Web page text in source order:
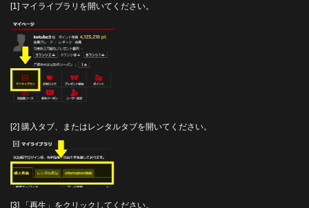
[1] マイライブラリを開いてください。
[2] 購入タブ、またはレンタルタブを開いてください。
[3] 「再生」をクリックしてください。